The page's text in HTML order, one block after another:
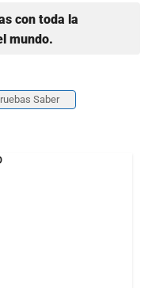
con toda la
mundo.
Saber